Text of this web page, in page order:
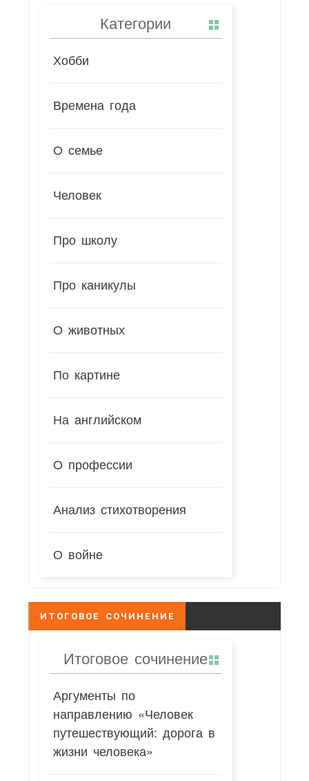
Категории
Хобби
Времена года
О семье
Человек
Про школу
Про каникулы
О животных
По картине
На английском
О профессии
Анализ стихотворения
О войне
ИТОГОВОЕ СОЧИНЕНИЕ
Итоговое сочинение
Аргументы по
направлению «Человек
путешествующий: дорога в
жизни человека»